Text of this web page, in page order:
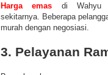
Harga emas di Wahyu
sekitarnya.
Beberapa
murah dengan negosiasi.
3. Pelayanan